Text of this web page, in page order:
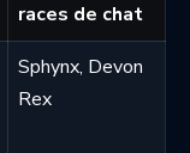
races de chat
Sphynx, Devon
Rex